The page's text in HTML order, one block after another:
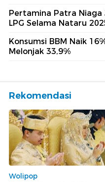
Pertamina Patra Niaga
LPG Selama Nataru
Konsumsi BBM Naik
Melonjak 33,9%
Rekomendasi
Wolipop